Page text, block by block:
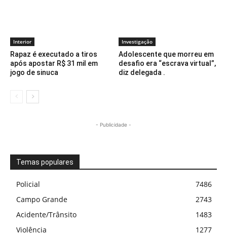
Interior
Rapaz é executado a tiros
após apostar R$ 31 mil em
jogo de sinuca
Investigação
Adolescente que morreu em
desafio era “escrava virtual”,
diz delegada .
- Publicidade -
Temas populares
Policial
7486
Campo Grande
2743
Acidente/Trânsito
1483
Violência
1277